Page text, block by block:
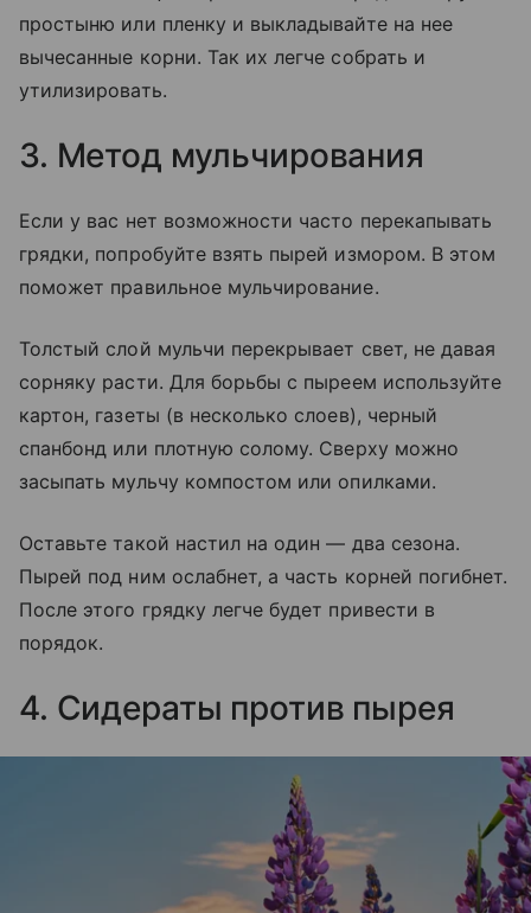
простыню или пленку и выкладывайте на нее
вычесанные корни. Так их легче собрать и
утилизировать.
3. Метод мульчирования
Если у вас нет возможности часто перекапывать
грядки, попробуйте взять пырей измором. В этом
поможет правильное мульчирование.
Толстый слой мульчи перекрывает свет, не давая
сорняку расти. Для борьбы с пыреем используйте
картон, газеты (в несколько слоев), черный
спанбонд или плотную солому. Сверху можно
засыпать мульчу компостом или опилками.
Оставьте такой настил на один — два сезона.
Пырей под ним ослабнет, а часть корней погибнет.
После этого грядку легче будет привести в
порядок.
4. Сидераты против пырея